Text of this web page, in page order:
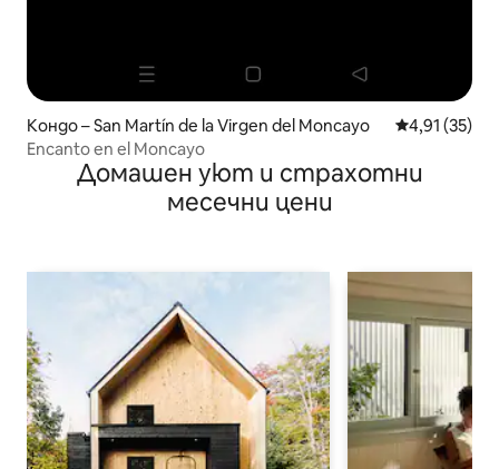
Кондо – San Martín de la Virgen del Moncayo Средна
4,91 (35)
Encanto en el Moncayo
Домашен уют и страхотни
месечни цени